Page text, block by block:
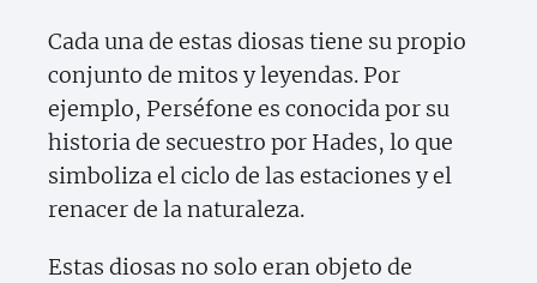
Cada una de estas diosas tiene su propio
conjunto de mitos y leyendas. Por
ejemplo, Perséfone es conocida por su
historia de secuestro por Hades, lo que
simboliza el ciclo de las estaciones y el
renacer de la naturaleza.
Estas diosas no solo eran objeto de